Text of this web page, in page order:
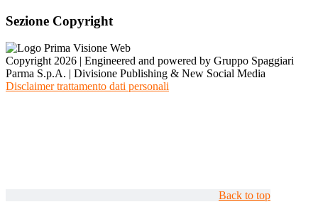
Sezione Copyright
Copyright 2026 | Engineered and powered by Gruppo Spaggiari
Parma S.p.A. | Divisione Publishing & New Social Media
Disclaimer trattamento dati personali
Back to top